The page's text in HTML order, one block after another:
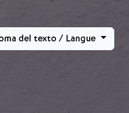
del texto / Langue